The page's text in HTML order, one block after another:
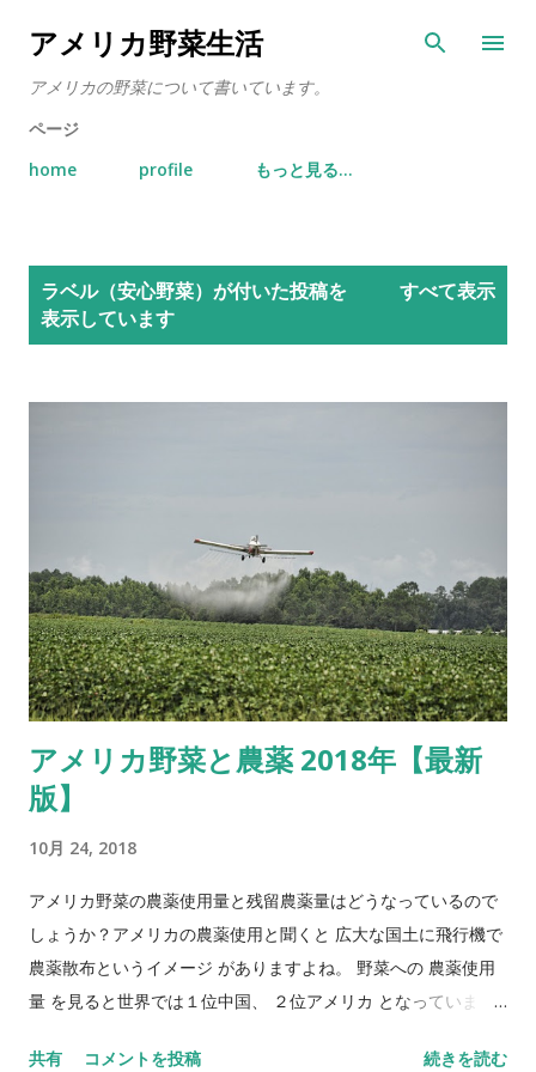
スキップしてメイン コンテンツに移動
アメリカ野菜生活
アメリカの野菜について書いています。
ページ
home
profile もっと見る…
ラベル（安心野菜）が付いた投稿を
表示しています
すべて表示
アメリカ野菜と農薬 2018年【最新
版】
10月 24, 2018
アメリカ野菜の農薬使用量と残留農薬量はどうなっているので
しょうか？アメリカの農薬使用と聞くと 広大な国土に飛行機で
農薬散布というイメージ がありますよね。 野菜への 農薬使用
量 を見ると世界では１位中国、 ２位アメリカ となっていま
共有 コメントを投稿 続きを読む